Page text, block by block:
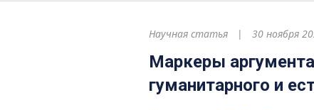
Научная статья 30 ноября
Маркеры
гуманитарного и